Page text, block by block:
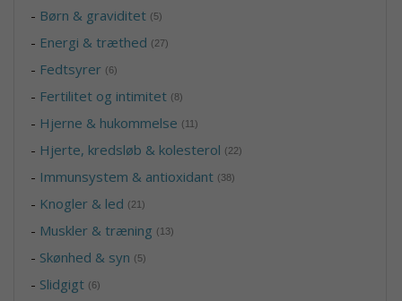
- Børn & graviditet (5)
- Energi & træthed (27)
- Fedtsyrer (6)
- Fertilitet og intimitet (8)
- Hjerne & hukommelse (11)
- Hjerte, kredsløb & kolesterol (22)
- Immunsystem & antioxidant (38)
- Knogler & led (21)
- Muskler & træning (13)
- Skønhed & syn (5)
- Slidgigt (6)